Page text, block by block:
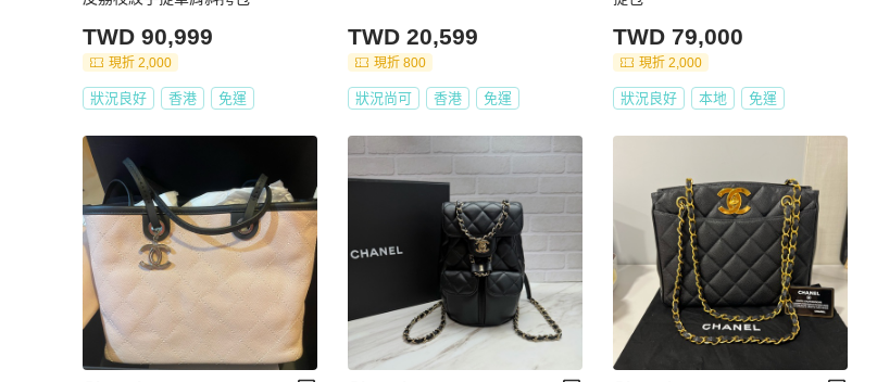
TWD 90,999
現折 2,000
狀況良好 香港 免運
TWD 20,599
現折 800
狀況尚可 香港 免運
TWD 79,000
現折 2,000
狀況良好 本地 免運